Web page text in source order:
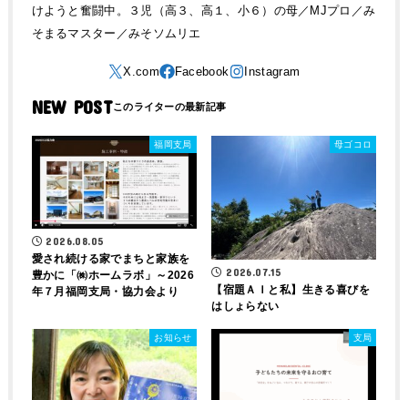
けようと奮闘中。３児（高３、高１、小６）の母／MJプロ／み
そまるマスター／みそソムリエ
NEW POST
福岡支局
2026.08.05
愛され続ける家でまちと家族を
豊かに「㈱ホームラボ」～2026
年７月福岡支局・協力会より
母ゴコロ
2026.07.15
【宿題ＡＩと私】生きる喜びを
はしょらない
お知らせ 支局